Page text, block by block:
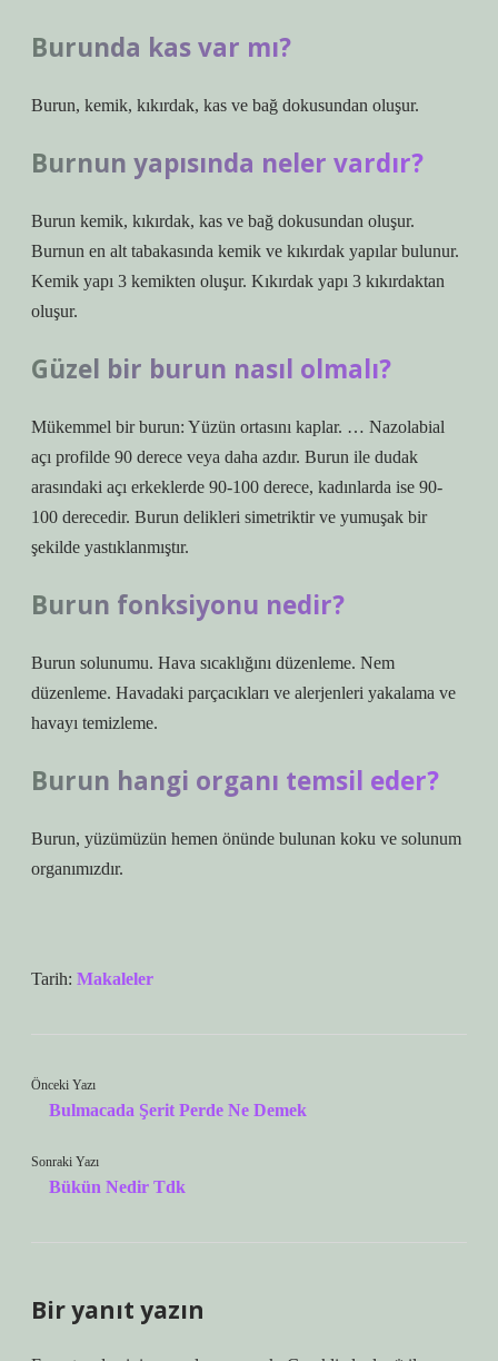
Burunda kas var mı?
Burun, kemik, kıkırdak, kas ve bağ dokusundan oluşur.
Burnun yapısında neler vardır?
Burun kemik, kıkırdak, kas ve bağ dokusundan oluşur.
Burnun en alt tabakasında kemik ve kıkırdak yapılar bulunur.
Kemik yapı 3 kemikten oluşur. Kıkırdak yapı 3 kıkırdaktan
oluşur.
Güzel bir burun nasıl olmalı?
Mükemmel bir burun: Yüzün ortasını kaplar. … Nazolabial
açı profilde 90 derece veya daha azdır. Burun ile dudak
arasındaki açı erkeklerde 90-100 derece, kadınlarda ise 90-
100 derecedir. Burun delikleri simetriktir ve yumuşak bir
şekilde yastıklanmıştır.
Burun fonksiyonu nedir?
Burun solunumu. Hava sıcaklığını düzenleme. Nem
düzenleme. Havadaki parçacıkları ve alerjenleri yakalama ve
havayı temizleme.
Burun hangi organı temsil eder?
Burun, yüzümüzün hemen önünde bulunan koku ve solunum
organımızdır.
Tarih: Makaleler
Önceki Yazı
Bulmacada Şerit Perde Ne Demek
Sonraki Yazı
Bükün Nedir Tdk
Bir yanıt yazın